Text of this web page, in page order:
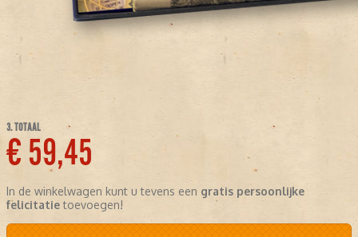
3. TOTAAL
€ 59,45
In de winkelwagen kunt u tevens een gratis persoonlijke
felicitatietoevoegen!